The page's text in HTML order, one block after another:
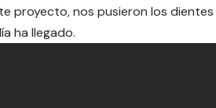
proyecto, nos pusieron los dientes
ha llegado.